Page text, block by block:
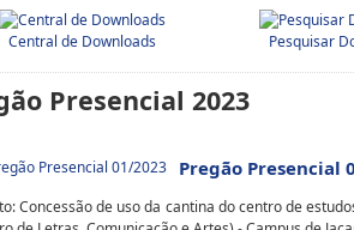
Central de Downloads Pesquisar
Presencial 2023
Pregão Presencial
Concessão de uso da cantina do centro de